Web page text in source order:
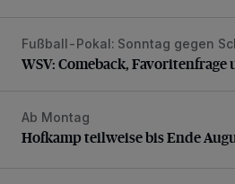
WSV: Comeback,
Fußball-Pokal: Sonntag gegen
WSV: Comeback,
Hofkamp teilweise bis Ende
Ab Montag
Hofkamp teilweise bis Ende